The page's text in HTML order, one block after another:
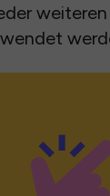
weiteren